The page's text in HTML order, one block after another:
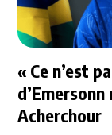
« Ce n’est
Acherchour